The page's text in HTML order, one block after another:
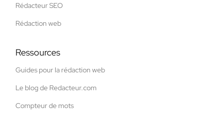
Rédacteur SEO
Rédaction web
Ressources
Guides pour la rédaction web
Le blog de Redacteur.com
Compteur de mots